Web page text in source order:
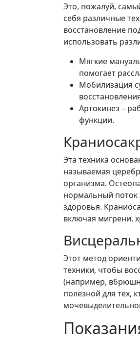
Это, пожалуй,
себя различные
восстановление
использовать
Мягкие
помогает
Мобилизация
Артокинез –
функции.
Эта техника
называемая
организма.
нормальный поток
здоровья.
включая мигрени,
Этот метод
техники, чтобы
(например,
полезной для тех,